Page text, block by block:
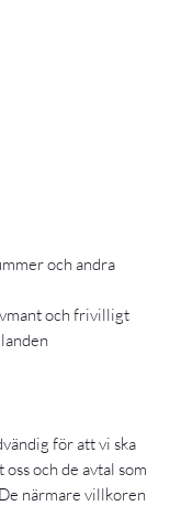
och andra
och frivilligt
för att vi ska
och de avtal som
närmare villkoren